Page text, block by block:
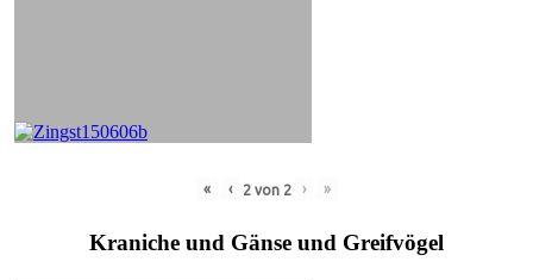
« ‹ 2von 2 › »
Kraniche und Gänse und Greifvögel